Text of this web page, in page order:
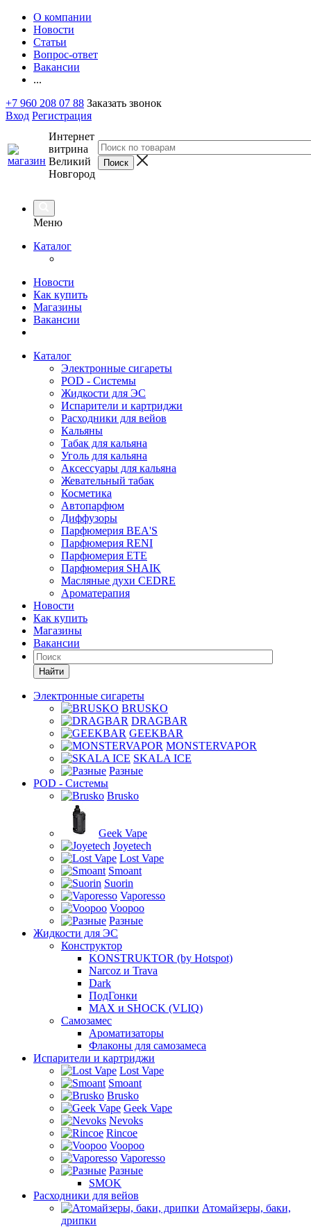
О компании
Новости
Статьи
Вопрос-ответ
Вакансии
...
+7 960 208 07 88 Заказать звонок
Вход Регистрация
Интернет
витрина
Великий
Новгород
Меню
Каталог
Новости
Как купить
Магазины
Вакансии
Каталог
Электронные сигареты
POD - Системы
Жидкости для ЭС
Испарители и картриджи
Расходники для вейов
Кальяны
Табак для кальяна
Уголь для кальяна
Аксессуары для кальяна
Жевательный табак
Косметика
Автопарфюм
Диффузоры
Парфюмерия BEA'S
Парфюмерия RENI
Парфюмерия ETE
Парфюмерия SHAIK
Масляные духи CEDRE
Ароматерапия
Новости
Как купить
Магазины
Вакансии
Найти
Электронные сигареты
BRUSKO
DRAGBAR
GEEKBAR
MONSTERVAPOR
SKALA ICE
Разные
POD - Системы
Brusko
Geek Vape
Joyetech
Lost Vape
Smoant
Suorin
Vaporesso
Voopoo
Разные
Жидкости для ЭС
Конструктор
KONSTRUKTOR (by Hotspot)
Narcoz и Trava
Dark
ПодГонки
MAX и SHOCK (VLIQ)
Самозамес
Ароматизаторы
Флаконы для самозамеса
Испарители и картриджи
Lost Vape
Smoant
Brusko
Geek Vape
Nevoks
Rincoe
Voopoo
Vaporesso
Разные
SMOK
Расходники для вейов
Атомайзеры, баки,
дрипки